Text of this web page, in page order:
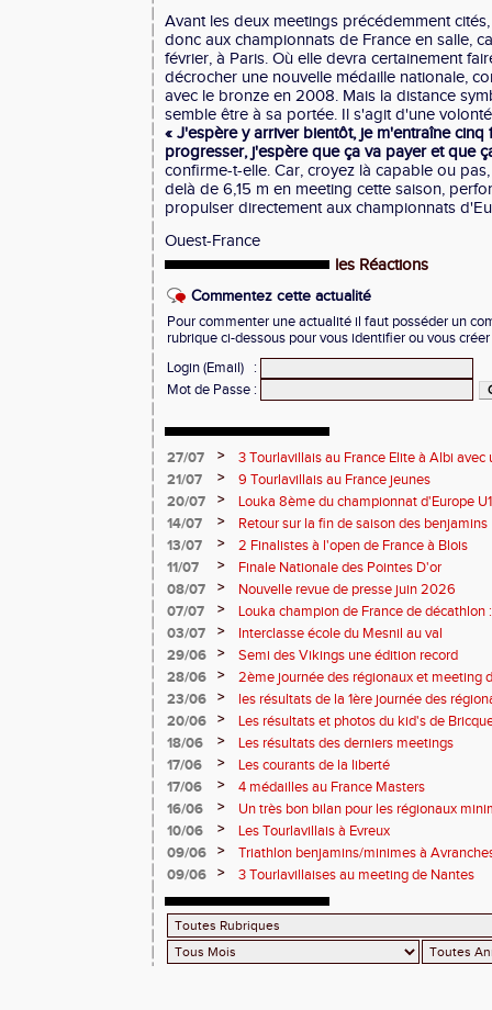
Avant les deux meetings précédemment
donc aux championnats de France en salle,
février, à Paris. Où elle devra certainement
décrocher une nouvelle médaille nationale,
avec le bronze en 2008. Mais la distance
semble être à sa portée. Il s'agit d'une
« J'espère y arriver bientôt, je m'entraîne
progresser, j'espère que ça va payer et que
confirme-t-elle. Car, croyez là capable ou
delà de 6,15 m en meeting cette saison,
propulser directement aux championnats
Ouest-France
les Réactions
Commentez cette actualité
Pour commenter une actualité il faut posséder un
rubrique ci-dessous pour vous identifier ou vous
Login (Email)
:
Mot de Passe :
27/07 >
3 Tourlavillais au France Elite à Albi
Juliette
21/07 >
9 Tourlavillais au France jeunes
20/07
>
Louka 8ème du championnat d'Europe
14/07
>
Retour sur la fin de saison des benjamins
13/07
>
2 Finalistes à l'open de France à Blois
11/07
>
Finale Nationale des Pointes D'or
08/07
>
Nouvelle revue de presse juin 2026
07/07
>
Louka champion de France de décathlon
points !
03/07 >
Interclasse école du Mesnil au val
29/06
>
Semi des Vikings une édition record
28/06
>
2ème journée des régionaux et meeting
23/06
>
les résultats de la 1ère journée des
2 titres
20/06 >
Les résultats et photos du kid's de
18/06
>
Les résultats des derniers meetings
17/06
>
Les courants de la liberté
17/06
>
4 médailles au France Masters
16/06
>
Un très bon bilan pour les régionaux
10/06
>
Les Tourlavillais à Evreux
09/06
>
Triathlon benjamins/minimes à
09/06
> 3 Tourlavillaises au meeting de Nantes